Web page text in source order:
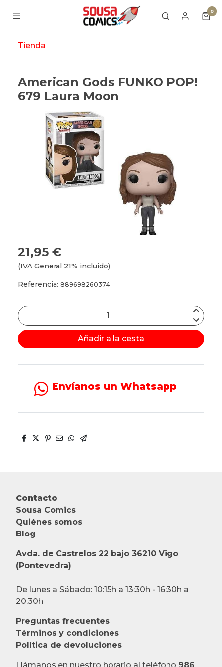
0
Tienda
American Gods FUNKO POP!
679 Laura Moon
21,95 €
(IVA General 21% incluido)
Referencia: 889698260374
Añadir a la cesta
Envíanos un Whatsapp
Contacto
Sousa Comics
Quiénes somos
Blog
Avda. de Castrelos 22 bajo 36210 Vigo
(Pontevedra)
De lunes a Sábado: 10:15h a 13:30h - 16:30h a
20:30h
Preguntas frecuentes
Términos y condiciones
Política de devoluciones
Llámanos en nuestro horario al teléfono 986